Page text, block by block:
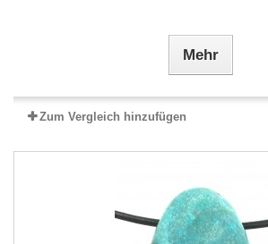
Mehr
Zum Vergleich hinzufügen